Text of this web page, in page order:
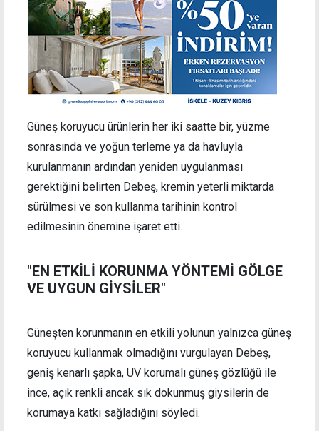
Güneş koruyucu ürünlerin her iki saatte bir, yüzme
sonrasında ve yoğun terleme ya da havluyla
kurulanmanın ardından yeniden uygulanması
gerektiğini belirten Debeş, kremin yeterli miktarda
sürülmesi ve son kullanma tarihinin kontrol
edilmesinin önemine işaret etti.
"EN ETKİLİ KORUNMA YÖNTEMİ GÖLGE
VE UYGUN GİYSİLER"
Güneşten korunmanın en etkili yolunun yalnızca güneş
koruyucu kullanmak olmadığını vurgulayan Debeş,
geniş kenarlı şapka, UV korumalı güneş gözlüğü ile
ince, açık renkli ancak sık dokunmuş giysilerin de
korumaya katkı sağladığını söyledi.